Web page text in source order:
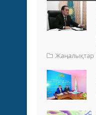
Жаңалықтар